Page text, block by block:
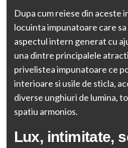
Dupa cum reiese din aceste
locuinta impunatoare care
aspectul intern generat cu
una dintre principalele
privelistea impunatoare ce
interioare si usile de sticla,
diverse unghiuri de lumina,
spatiu armonios.
Lux, intimitate,